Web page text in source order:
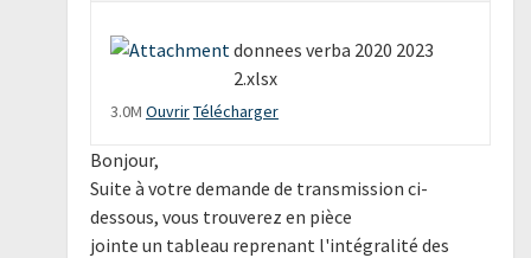
donnees verba 2020 2023
2.xlsx
3.0M OuvrirTélécharger
Bonjour,
Suite à votre demande de transmission ci-
dessous, vous trouverez en pièce
jointe un tableau reprenant l'intégralité des